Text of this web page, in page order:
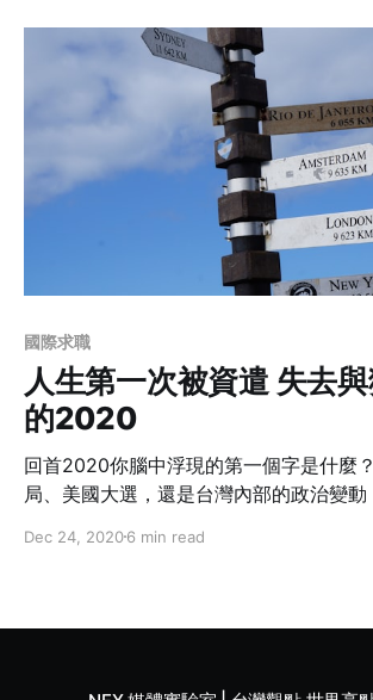
裔長者在公共場合被隨機攻擊的事件，若
在乎亞裔，怎麼為自己挺身而出？
國際求職
人生第一次被資遣 失去
的2020
回首2020你腦中浮現的第一個字是什麼
局、美國大選，還是台灣內部的政治變動
能或是放棄了過去多年來的堅持？習慣和
Dec 24, 20206 min read